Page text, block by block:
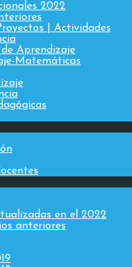
2022
| Actividades
Aprendizaje
Matemáticas
en el 2022
anteriores